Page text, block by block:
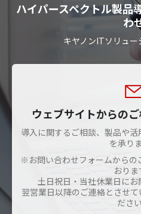
ハイパースペクトル製品
わ
キヤノンITソリュ
ウェブサイトからの
導入に関するご相談、製品や
を承り
※お問い合わせフォームからの
おりま
土日祝日・当社休業日にお
翌営業日以降のご連絡とさせ
ださい